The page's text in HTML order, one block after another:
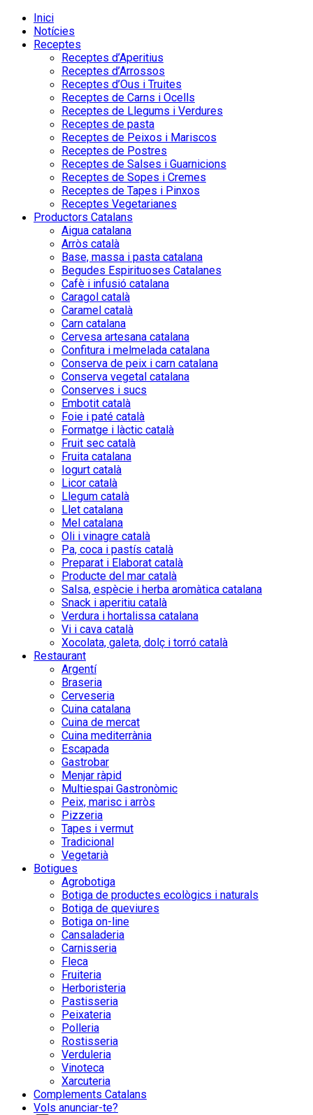
Inici
Notícies
Receptes
Receptes d’Aperitius
Receptes d’Arrossos
Receptes d’Ous i Truites
Receptes de Carns i Ocells
Receptes de Llegums i Verdures
Receptes de pasta
Receptes de Peixos i Mariscos
Receptes de Postres
Receptes de Salses i Guarnicions
Receptes de Sopes i Cremes
Receptes de Tapes i Pinxos
Receptes Vegetarianes
Productors Catalans
Aigua catalana
Arròs català
Base, massa i pasta catalana
Begudes Espirituoses Catalanes
Cafè i infusió catalana
Caragol català
Caramel català
Carn catalana
Cervesa artesana catalana
Confitura i melmelada catalana
Conserva de peix i carn catalana
Conserva vegetal catalana
Conserves i sucs
Embotit català
Foie i paté català
Formatge i làctic català
Fruit sec català
Fruita catalana
Iogurt català
Licor català
Llegum català
Llet catalana
Mel catalana
Oli i vinagre català
Pa, coca i pastís català
Preparat i Elaborat català
Producte del mar català
Salsa, espècie i herba aromàtica catalana
Snack i aperitiu català
Verdura i hortalissa catalana
Vi i cava català
Xocolata, galeta, dolç i torró català
Restaurant
Argentí
Braseria
Cerveseria
Cuina catalana
Cuina de mercat
Cuina mediterrània
Escapada
Gastrobar
Menjar ràpid
Multiespai Gastronòmic
Peix, marisc i arròs
Pizzeria
Tapes i vermut
Tradicional
Vegetarià
Botigues
Agrobotiga
Botiga de productes ecològics i naturals
Botiga de queviures
Botiga on-line
Cansaladeria
Carnisseria
Fleca
Fruiteria
Herboristeria
Pastisseria
Peixateria
Polleria
Rostisseria
Verduleria
Vinoteca
Xarcuteria
Complements Catalans
Vols anunciar-te?